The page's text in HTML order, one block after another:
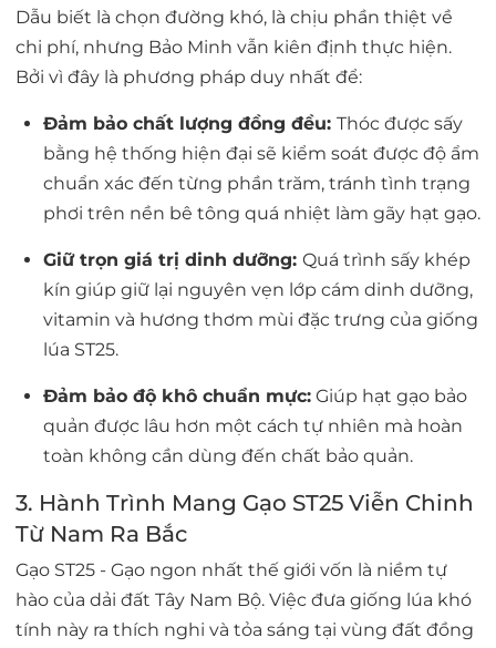
Dẫu biết là chọn đường khó, là chịu phần thiệt về
chi phí, nhưng Bảo Minh vẫn kiên định thực hiện.
Bởi vì đây là phương pháp duy nhất để:
Đảm bảo chất lượng đồng đều: Thóc được sấy
bằng hệ thống hiện đại sẽ kiểm soát được độ ẩm
chuẩn xác đến từng phần trăm, tránh tình trạng
phơi trên nền bê tông quá nhiệt làm gãy hạt gạo.
Giữ trọn giá trị dinh dưỡng: Quá trình sấy khép
kín giúp giữ lại nguyên vẹn lớp cám dinh dưỡng,
vitamin và hương thơm mùi đặc trưng của giống
lúa ST25.
Đảm bảo độ khô chuẩn mực: Giúp hạt gạo bảo
quản được lâu hơn một cách tự nhiên mà hoàn
toàn không cần dùng đến chất bảo quản.
3. Hành Trình Mang Gạo ST25 Viễn Chinh
Từ Nam Ra Bắc
Gạo ST25 - Gạo ngon nhất thế giới vốn là niềm tự
hào của dải đất Tây Nam Bộ. Việc đưa giống lúa khó
tính này ra thích nghi và tỏa sáng tại vùng đất đồng